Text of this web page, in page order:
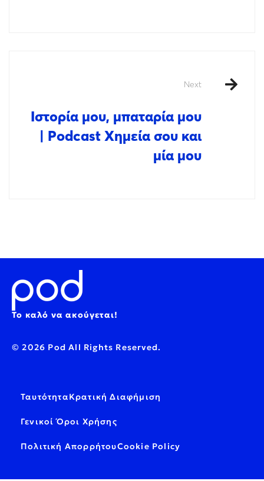
Next
Ιστορία μου, μπαταρία μου
| Podcast Χημεία σου και
μία μου
Το καλό να ακούγεται!
© 2026 Pod All Rights Reserved.
ΤαυτότηταΚρατική Διαφήμιση
Γενικοί Όροι Χρήσης
Πολιτική ΑπορρήτουCookie Policy